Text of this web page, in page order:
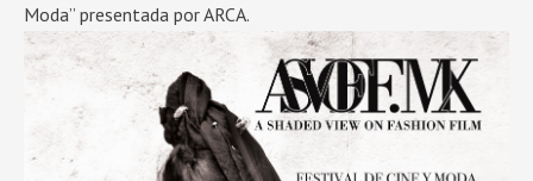
Moda” presentada por ARCA.